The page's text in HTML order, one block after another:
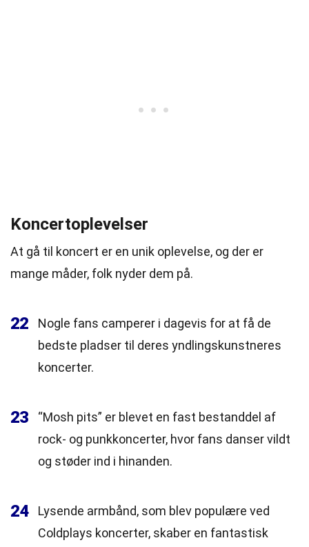
Koncertoplevelser
At gå til koncert er en unik oplevelse, og der er
mange måder, folk nyder dem på.
22
Nogle fans camperer i dagevis for at få de
bedste pladser til deres yndlingskunstneres
koncerter.
23
“Mosh pits” er blevet en fast bestanddel af
rock- og punkkoncerter, hvor fans danser vildt
og støder ind i hinanden.
24
Lysende armbånd, som blev populære ved
Coldplays koncerter, skaber en fantastisk